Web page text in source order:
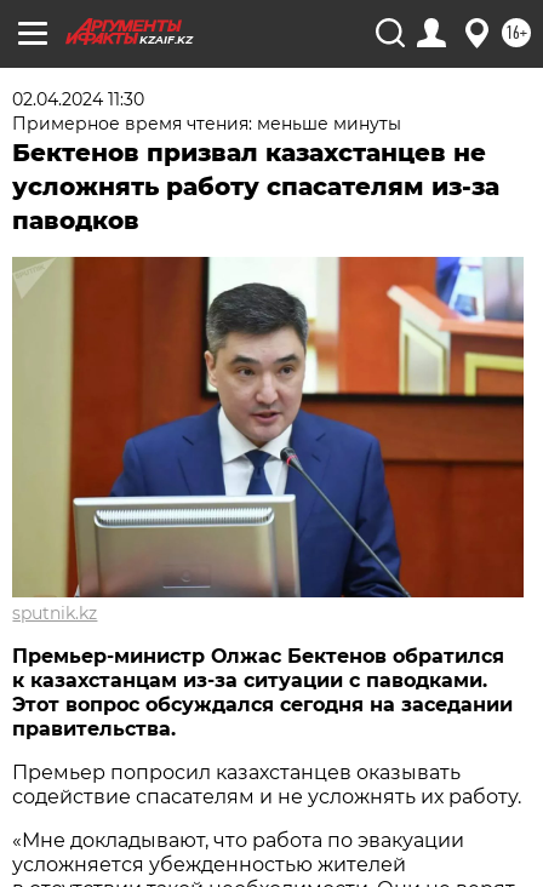
KZAIF.KZ 16+
02.04.2024 11:30
Примерное время чтения: меньше минуты
Бектенов призвал казахстанцев не
усложнять работу спасателям из-за
паводков
sputnik.kz
Премьер-министр Олжас Бектенов обратился
к казахстанцам из-за ситуации с паводками.
Этот вопрос обсуждался сегодня на заседании
правительства.
Премьер попросил казахстанцев оказывать
содействие спасателям и не усложнять их работу.
«Мне докладывают, что работа по эвакуации
усложняется убежденностью жителей